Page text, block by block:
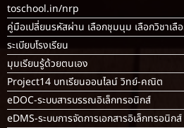
toschool.in/nrp
คู่มือเปลี่ยนรหัสผ่าน เลือกชุมนุม เลือกวิชาเลื
ระเบียบโรงเรียน
มุมเรียนรู้ด้วยตนเอง
Project14 บทเรียนออนไลน์ วิทย์-คณิต
eDOC-ระบบสารบรรณอิเล็กทรอนิกส์
eDMS-ระบบการจัดการเอกสารอิเล็กทรอนิกส์